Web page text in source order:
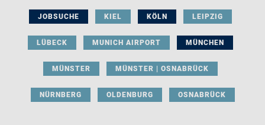
JOBSUCHE KIEL KÖLN LEIPZIG
LÜBECK MUNICH AIRPORT MÜNCHEN
MÜNSTER MÜNSTER | OSNABRÜCK
NÜRNBERG OLDENBURG OSNABRÜCK